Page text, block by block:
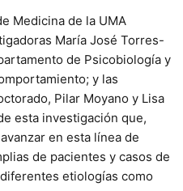
Medicina de la UMA
María José Torres-
de Psicobiología y
y las
Pilar Moyano y Lisa
esta investigación que,
en esta línea de
de pacientes y casos de
etiologías como